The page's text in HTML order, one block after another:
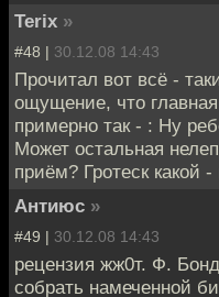
Terix »
#48 | 30.12.08 14:43
Прочитал вот всё -
ощущение, что
примерно так - : Ну
Может остальная
приём? Гротеск какой
Антиюс »
#49 | 30.12.08 14:43
рецензия жж0т. Ф.
собрать намеченной